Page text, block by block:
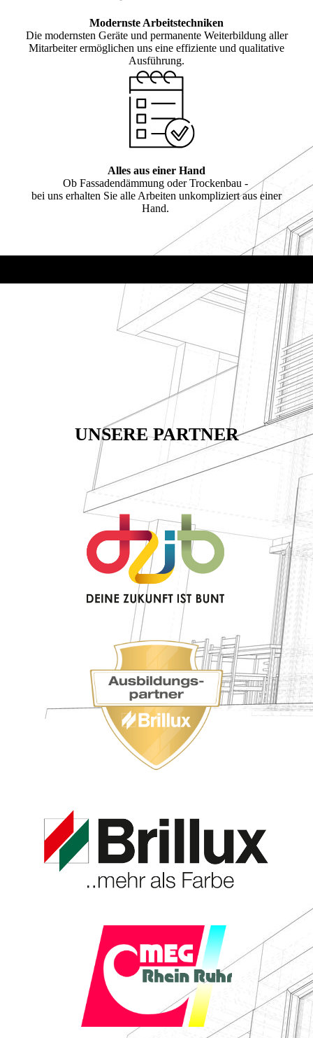
Modernste Arbeitstechniken
Die modernsten Geräte und permanente Weiterbildung aller
Mitarbeiter ermöglichen uns eine effiziente und qualitative
Ausführung.
Alles aus einer Hand
Ob Fassadendämmung oder Trockenbau -
bei uns erhalten Sie alle Arbeiten unkompliziert aus einer
Hand.
UNSERE PARTNER